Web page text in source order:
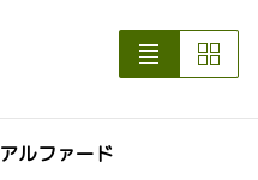
アルファード